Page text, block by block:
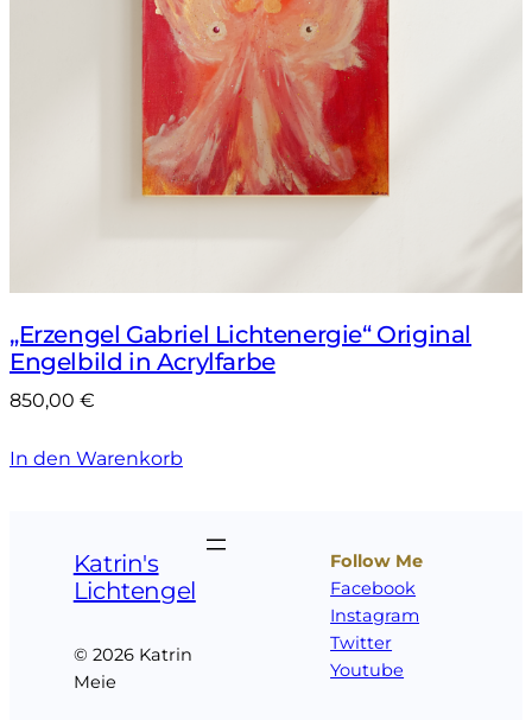
„Erzengel Gabriel Lichtenergie“ Original
Engelbild in Acrylfarbe
850,00 €
In den Warenkorb
Katrin's
Lichtengel
© 2026 Katrin
Meie
Follow Me
Facebook
Instagram
Twitter
Youtube